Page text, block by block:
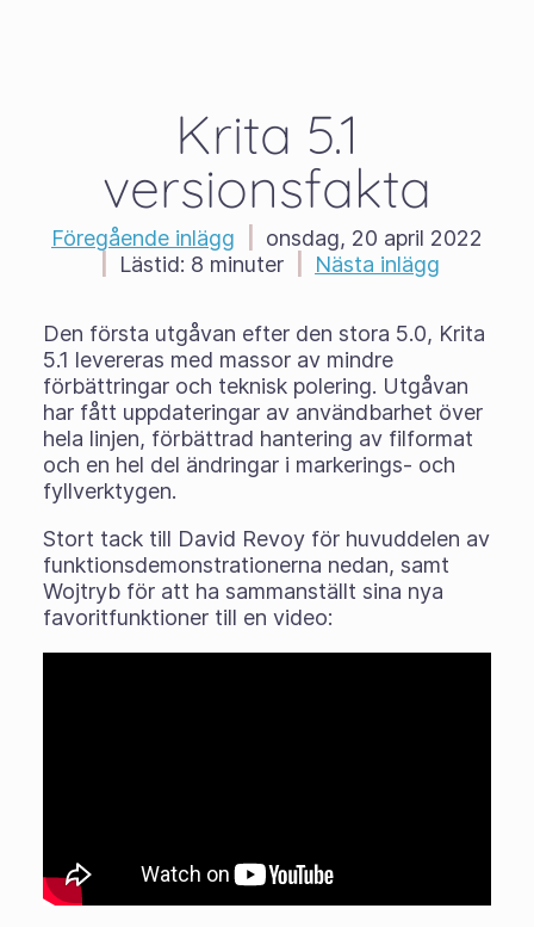
Krita 5.1
versionsfakta
Föregående inlägg
onsdag, 20 april 2022
Lästid: 8 minuter Nästa inlägg
Den första utgåvan efter den stora 5.0, Krita
5.1 levereras med massor av mindre
förbättringar och teknisk polering. Utgåvan
har fått uppdateringar av användbarhet över
hela linjen, förbättrad hantering av filformat
och en hel del ändringar i markerings- och
fyllverktygen.
Stort tack till David Revoy för huvuddelen av
funktionsdemonstrationerna nedan, samt
Wojtryb för att ha sammanställt sina nya
favoritfunktioner till en video: